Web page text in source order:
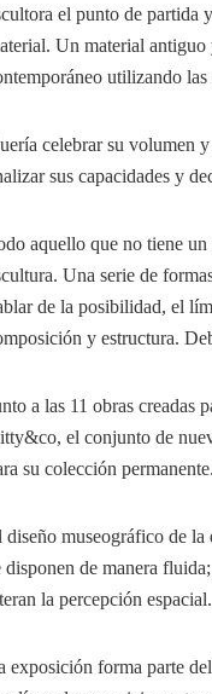
el punto de partida
Un material
utilizando
celebrar su volumen
sus capacidades y
aquello que no tiene
Una serie de
de la posibilidad, el
y estructura.
a las 11 obras creadas
el conjunto de
su colección
diseño museográfico de
disponen de manera
la percepción espacial.
exposición forma parte